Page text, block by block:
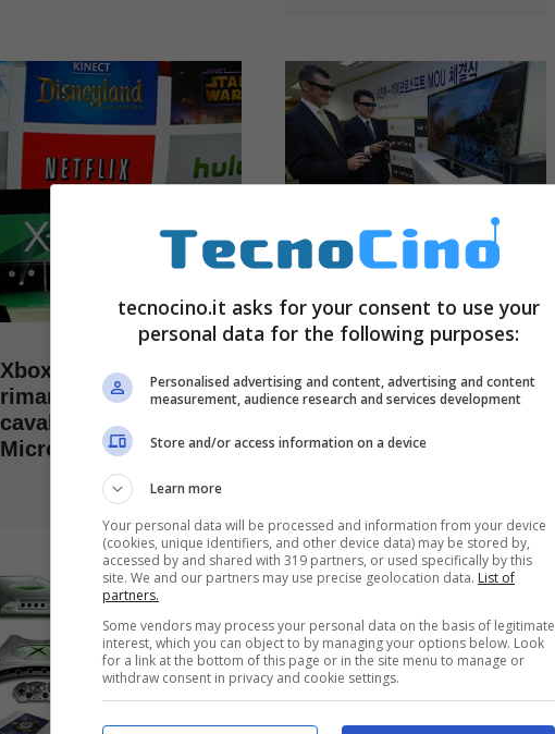
Xbox 360 e Kinect,
rimangono questi i
cavalli vincenti di
Microsoft
Giugno 8, 2011
integrato, la base
perfetta per Kinect?
tecnocino.it asks for your consent to use your
personal data for the following purposes:
Personalised advertising and content, advertising and content
measurement, audience research and services development
Store and/or access information on a device
Learn more
Your personal data will be processed and information from your device
(cookies, unique identifiers, and other device data) may be stored by,
accessed by and shared with 319 partners, or used specifically by this
site. We and our partners may use precise geolocation data. List of
partners.
Some vendors may process your personal data on the basis of legitimate
interest, which you can object to by managing your options below. Look
for a link at the bottom of this page or in the site menu to manage or
withdraw consent in privacy and cookie settings.